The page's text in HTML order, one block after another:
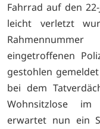
Fahrrad auf den
leicht verletzt
eingetroffenen
gestohlen
bei dem
Wohnsitzlose im
erwartet nun ein